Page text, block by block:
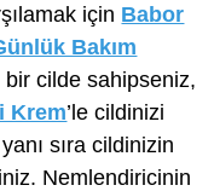
için Babor
Bakım
bir cilde sahipseniz,
Krem’le cildinizi
sıra cildinizin
Nemlendiricinin